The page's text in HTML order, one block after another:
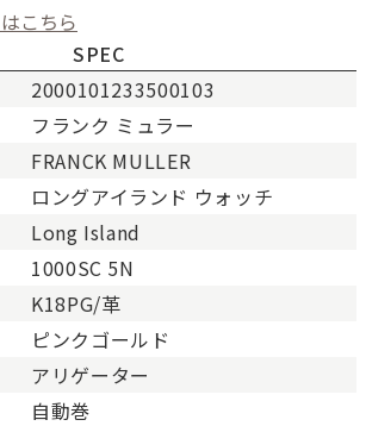
こちら
の未使用品。
品。数回使用した程度、もしくは新
汚れはありますが比較的程度の良い商
はありますが、キズや汚れが少なめ
品。
使用感があり、傷・汚れがあるが使用
SPEC
2000101233500103
フランク ミュラー
FRANCK MULLER
ロングアイランド ウォッチ
Long Island
1000SC 5N
K18PG/革
ピンクゴールド
アリゲーター
自動巻